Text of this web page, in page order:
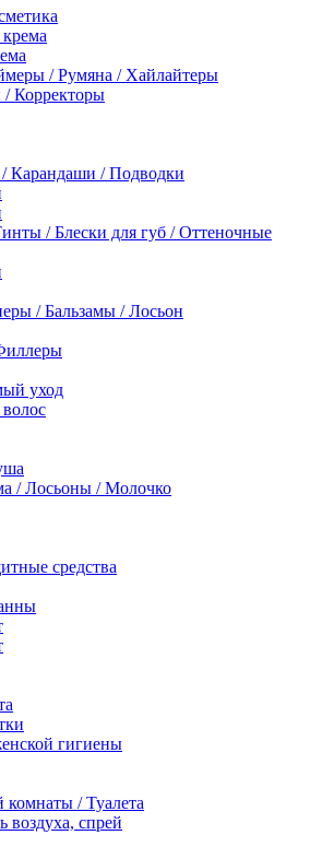
/ Румяна / Хайлайтеры
Корректоры
Карандаши / Подводки
/ Блески для губ / Оттеночные
/ Бальзамы / Лосьон
уход
/ Лосьоны / Молочко
средства
гигиены
комнаты / Туалета
воздуха, спрей